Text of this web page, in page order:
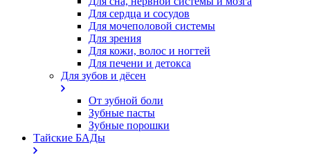
Для сердца и сосудов
Для мочеполовой системы
Для зрения
Для кожи, волос и ногтей
Для печени и детокса
Для зубов и дёсен
От зубной боли
Зубные пасты
Зубные порошки
Тайские БАДы